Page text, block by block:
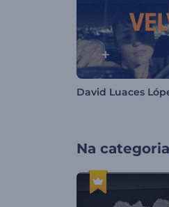
David Luaces
Na categoria